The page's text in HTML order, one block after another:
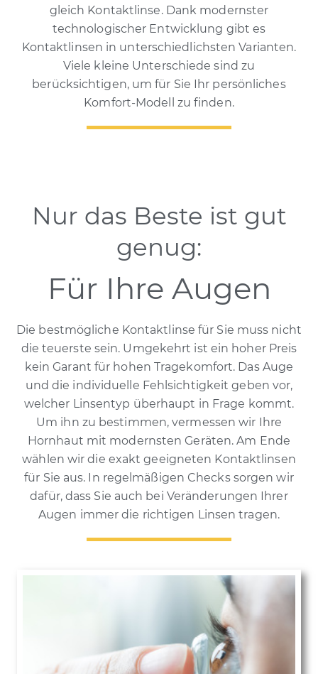
gleich Kontaktlinse. Dank modernster
technologischer Entwicklung gibt es
Kontaktlinsen in unterschiedlichsten Varianten.
Viele kleine Unterschiede sind zu
berücksichtigen, um für Sie Ihr persönliches
Komfort-Modell zu finden.
Nur das Beste ist gut
genug:
Für Ihre Augen
Die bestmögliche Kontaktlinse für Sie muss nicht
die teuerste sein. Umgekehrt ist ein hoher Preis
kein Garant für hohen Tragekomfort. Das Auge
und die individuelle Fehlsichtigkeit geben vor,
welcher Linsentyp überhaupt in Frage kommt.
Um ihn zu bestimmen, vermessen wir Ihre
Hornhaut mit modernsten Geräten. Am Ende
wählen wir die exakt geeigneten Kontaktlinsen
für Sie aus. In regelmäßigen Checks sorgen wir
dafür, dass Sie auch bei Veränderungen Ihrer
Augen immer die richtigen Linsen tragen.